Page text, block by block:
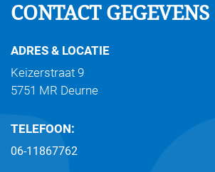
CONTACT GEGEVENS
ADRES & LOCATIE
Keizerstraat 9
5751 MR Deurne
TELEFOON:
06-11867762